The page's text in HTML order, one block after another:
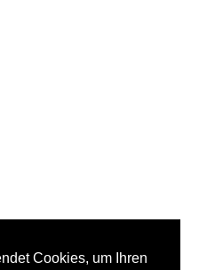
Cookies, um Ihren